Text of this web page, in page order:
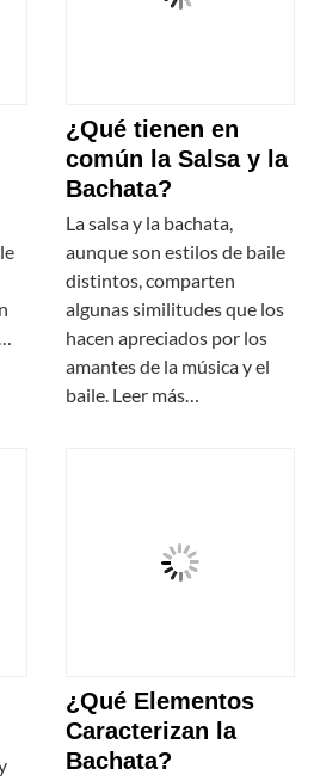
¿Qué tienen en
común la Salsa y la
Bachata?
La salsa y la bachata,
aunque son estilos de baile
distintos, comparten
algunas similitudes que los
hacen apreciados por los
amantes de la música y el
baile. Leer más…
¿Qué Elementos
Caracterizan la
Bachata?